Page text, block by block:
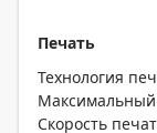
Печать
Технология
Скорость